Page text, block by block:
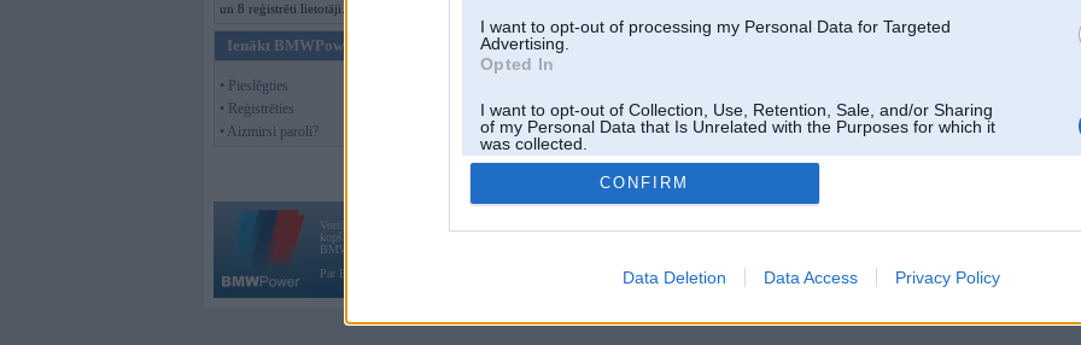
I want to opt-out of processing my Personal Data for Targeted
Advertising.
Opted In
I want to opt-out of Collection, Use, Retention, Sale, and/or Sharing
of my Personal Data that Is Unrelated with the Purposes for which it
was collected.
Opted Out
CONFIRM
Data Deletion Data Access Privacy Policy
un 8 reģistrēti lietotāji.
Ienākt BMWPower
• Pieslēgties
• Reģistrēties
• Aizmirsi paroli?
Vortāls BMWPower.lv darbojas
kopš 2002. gada 14. maija. Tas nav auto klubs un nav saistīts ar
BMW AG.
Par BMWPower